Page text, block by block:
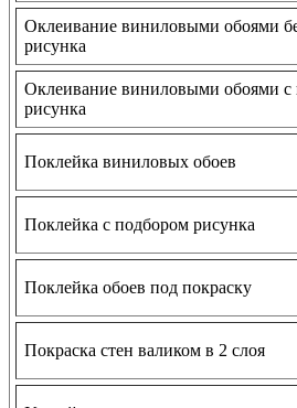
Оклеивание виниловыми обоями
рисунка
Оклеивание виниловыми обоями с
рисунка
Поклейка виниловых обоев
Поклейка с подбором рисунка
Поклейка обоев под покраску
Покраска стен валиком в 2 слоя